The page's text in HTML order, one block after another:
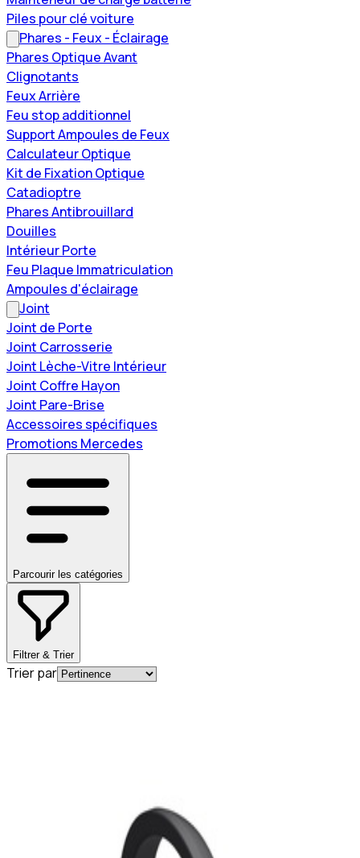
Piles pour clé voiture
Phares - Feux - Éclairage
Phares Optique Avant
Clignotants
Feux Arrière
Feu stop additionnel
Support Ampoules de Feux
Calculateur Optique
Kit de Fixation Optique
Catadioptre
Phares Antibrouillard
Douilles
Intérieur Porte
Feu Plaque Immatriculation
Ampoules d'éclairage
Joint
Joint de Porte
Joint Carrosserie
Joint Lèche-Vitre Intérieur
Joint Coffre Hayon
Joint Pare-Brise
Accessoires spécifiques
Promotions Mercedes
Parcourir les catégories
Filtrer & Trier
Trier par